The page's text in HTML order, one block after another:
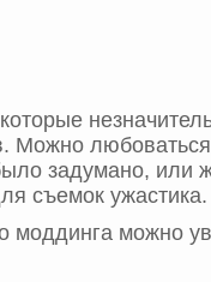
Можно
задумано, или
съемок ужастика.
можно